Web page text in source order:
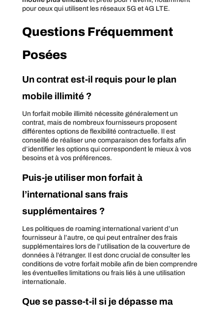
pour ceux qui utilisent les réseaux 5G et 4G LTE.
Questions Fréquemment
Posées
Un contrat est-il requis pour le plan
mobile illimité ?
Un forfait mobile illimité nécessite généralement un
contrat, mais de nombreux fournisseurs proposent
différentes options de flexibilité contractuelle. Il est
conseillé de réaliser une comparaison des forfaits afin
d’identifier les options qui correspondent le mieux à vos
besoins et à vos préférences.
Puis-je utiliser mon forfait à
l’international sans frais
supplémentaires ?
Les politiques de roaming international varient d’un
fournisseur à l’autre, ce qui peut entraîner des frais
supplémentaires lors de l’utilisation de la couverture de
données à l’étranger. Il est donc crucial de consulter les
conditions de votre forfait mobile afin de bien comprendre
les éventuelles limitations ou frais liés à une utilisation
internationale.
Que se passe-t-il si je dépasse ma